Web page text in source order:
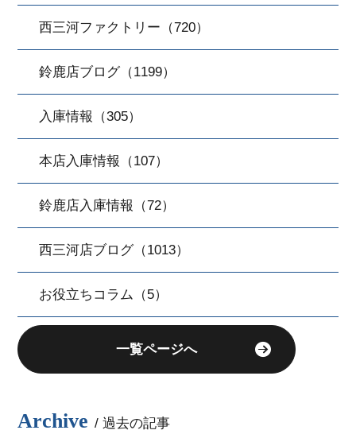
西三河ファクトリー（720）
鈴鹿店ブログ（1199）
入庫情報（305）
本店入庫情報（107）
鈴鹿店入庫情報（72）
西三河店ブログ（1013）
お役立ちコラム（5）
一覧ページへ
Archive / 過去の記事